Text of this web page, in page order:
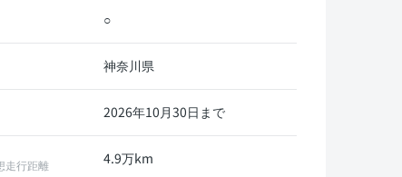
○
神奈川県
2026年10月30日まで
走行距離 4.9万km